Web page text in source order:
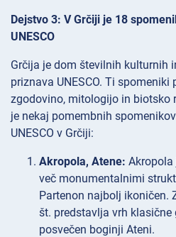
Dejstvo 3: V Grčiji je 18
UNESCO
Grčija je dom številnih kulturnih
priznava UNESCO. Ti
zgodovino, mitologijo in biotsko
je nekaj pomembnih
UNESCO v Grčiji:
Akropola, Atene: Akropola
več monumentalnimi
Partenon najbolj ikoničen.
št. predstavlja vrh klasične
posvečen boginji Ateni.